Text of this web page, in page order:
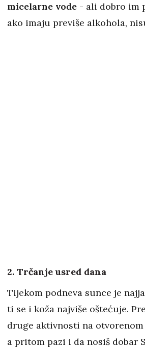
micelarne vode - ali dobro im
ako imaju previše alkohola,
2. Trčanje usred dana
Tijekom podneva sunce je
ti se i koža najviše oštećuje.
druge aktivnosti na
a pritom pazi i da nosiš dobar